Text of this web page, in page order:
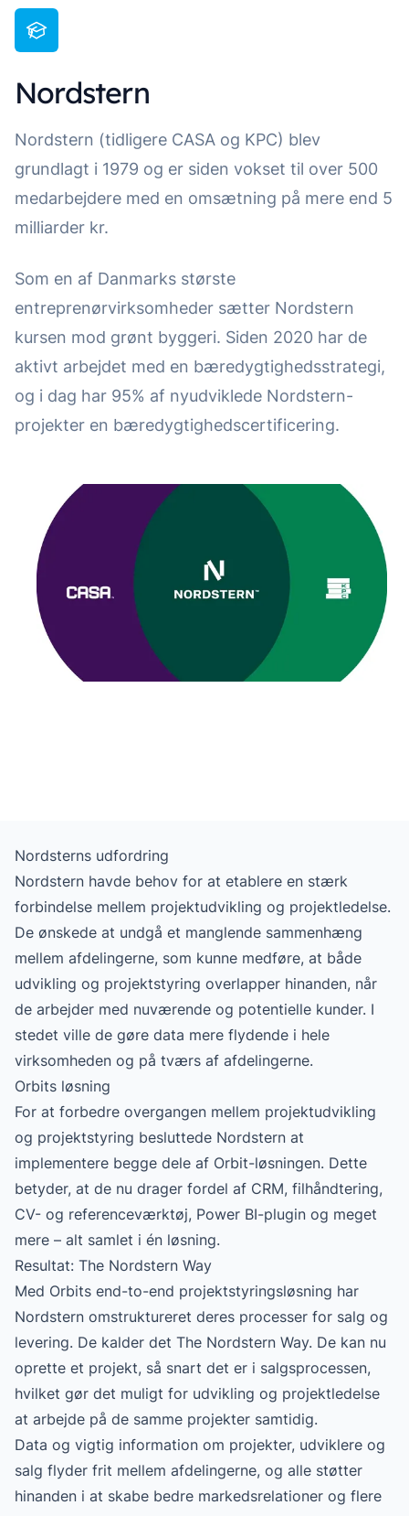
Nordstern
Nordstern (tidligere CASA og KPC) blev
grundlagt i 1979 og er siden vokset til over 500
medarbejdere med en omsætning på mere end 5
milliarder kr.
Som en af Danmarks største
entreprenørvirksomheder sætter Nordstern
kursen mod grønt byggeri. Siden 2020 har de
aktivt arbejdet med en bæredygtighedsstrategi,
og i dag har 95% af nyudviklede Nordstern-
projekter en bæredygtighedscertificering.
Nordsterns udfordring
Nordstern havde behov for at etablere en stærk
forbindelse mellem projektudvikling og projektledelse.
De ønskede at undgå et manglende sammenhæng
mellem afdelingerne, som kunne medføre, at både
udvikling og projektstyring overlapper hinanden, når
de arbejder med nuværende og potentielle kunder. I
stedet ville de gøre data mere flydende i hele
virksomheden og på tværs af afdelingerne.
Orbits løsning
For at forbedre overgangen mellem projektudvikling
og projektstyring besluttede Nordstern at
implementere begge dele af Orbit-løsningen. Dette
betyder, at de nu drager fordel af CRM, filhåndtering,
CV- og referenceværktøj, Power BI-plugin og meget
mere – alt samlet i én løsning.
Resultat: The Nordstern Way
Med Orbits end-to-end projektstyringsløsning har
Nordstern omstruktureret deres processer for salg og
levering. De kalder det The Nordstern Way. De kan nu
oprette et projekt, så snart det er i salgsprocessen,
hvilket gør det muligt for udvikling og projektledelse
at arbejde på de samme projekter samtidig.
Data og vigtig information om projekter, udviklere og
salg flyder frit mellem afdelingerne, og alle støtter
hinanden i at skabe bedre markedsrelationer og flere